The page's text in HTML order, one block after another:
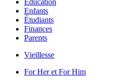
Éducation
Enfants
Étudiants
Finances
Parents
Vieillesse
For Her et For Him